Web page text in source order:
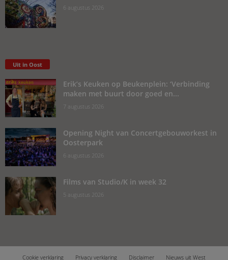
6 augustus 2026
Uit in Oost
Erik’s Keuken op Beukenplein: ‘Verbinding
maken met buurt door goed en...
7 augustus 2026
Opening Night van Concertgebouworkest in
Oosterpark
6 augustus 2026
Films van Studio/K in week 32
5 augustus 2026
Cookie verklaring Privacy verklaring Disclaimer Nieuws uit West